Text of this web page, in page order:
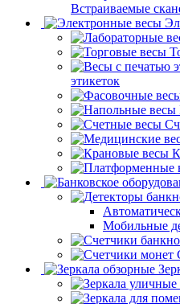
Встраиваемые
этикеток
Мобильные